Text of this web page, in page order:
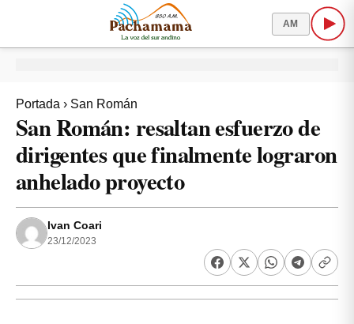
AM
Portada › San Román
San Román: resaltan esfuerzo de
dirigentes que finalmente lograron
anhelado proyecto
Ivan Coari
23/12/2023